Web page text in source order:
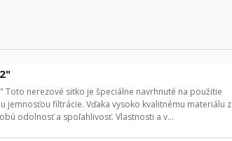
nerezové sitko je špeciálne navrhnuté na použitie
jemnosťou filtrácie. Vďaka vysoko kvalitnému materiálu z
odolnosť a spoľahlivosť. Vlastnosti a v...